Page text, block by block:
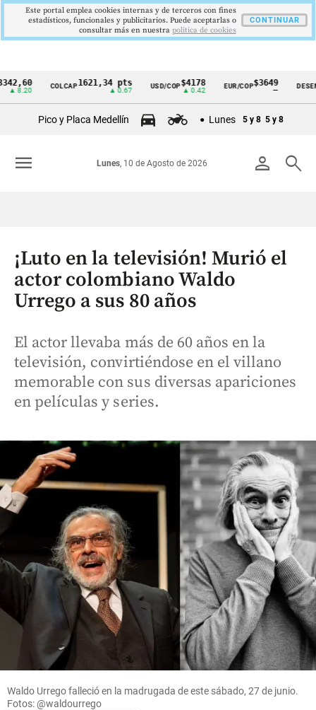
Cintillo
Colombia
COLCAP1621,34 pts USD/COP$4178
▲ 0.42
EUR/COP$3649
—
DESEMPLEO
Pico y Placa Medellín Lunes 5 y 8 5 y 8
person search
Lunes, 10 de Agosto de 2026
menu
¡Luto en la televisión! Murió el
actor colombiano Waldo
Urrego a sus 80 años
El actor llevaba más de 60 años en la
televisión, convirtiéndose en el villano
memorable con sus diversas apariciones
en películas y series.
Waldo Urrego falleció en la madrugada de este sábado, 27 de junio.
Fotos: @waldourrego
Este portal emplea cookies internas y de terceros con fines
estadísticos, funcionales y publicitarios. Puede aceptarlas o
consultar más en nuestra politica de cookies
CONTINUAR